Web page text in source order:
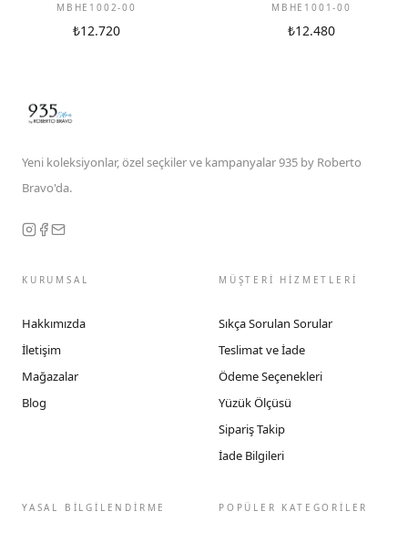
MBHE1002-00
₺12.720
MBHE1001-00
₺12.480
Yeni koleksiyonlar, özel seçkiler ve kampanyalar 935 by Roberto
Bravo'da.
KURUMSAL
Hakkımızda
İletişim
Mağazalar
Blog
MÜŞTERİ HİZMETLERİ
Sıkça Sorulan Sorular
Teslimat ve İade
Ödeme Seçenekleri
Yüzük Ölçüsü
Sipariş Takip
İade Bilgileri
YASAL BİLGİLENDİRME POPÜLER KATEGORİLER